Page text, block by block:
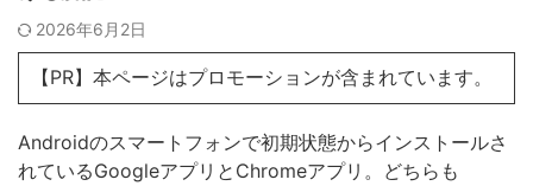
2026年6月2日
【PR】本ページはプロモーションが含まれています。
Androidのスマートフォンで初期状態からインストールさ
れているGoogleアプリとChromeアプリ。どちらも